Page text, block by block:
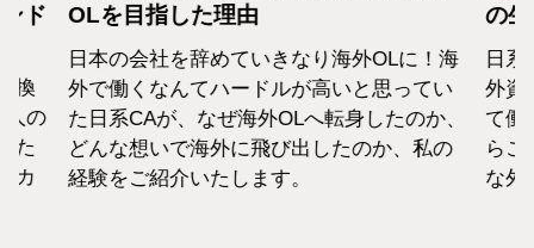
ド
換
人の
た
カ
OLを目指した理由
日本の会社を辞めていきなり海外OLに！海
外で働くなんてハードルが高いと思ってい
た日系CAが、なぜ海外OLへ転身したのか、
どんな想いで海外に飛び出したのか、私の
経験をご紹介いたします。
の
日
外資
て働
らこ
な外